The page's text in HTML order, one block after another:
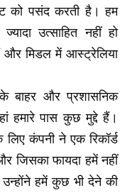
को पसंद करती है। हम
उत्साहित नहीं हो
मिडल में आस्ट्रेलिया
बाहर और प्रशासनिक
हमारे पास कुछ मुद्दे हैं।
लिए कंपनी ने एक रिकॉर्ड
जिसका फायदा हमें नहीं
हमें कुछ भी देने की